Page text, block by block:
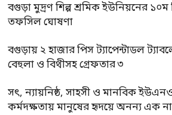
বগুড়া মুদ্রণ শিল্প শ্রমিক ইউনিয়নের ১০ম
তফসিল ঘোষণা
বগুড়ায় ২ হাজার পিস ট্যাপেন্টাডল
বেহুলা ও বিথীসহ গ্রেফতার ৩
সৎ, ন্যায়নিষ্ঠ, সাহসী ও মানবিক
কর্মদক্ষতায় মানুষের হৃদয়ে অনন্য এক